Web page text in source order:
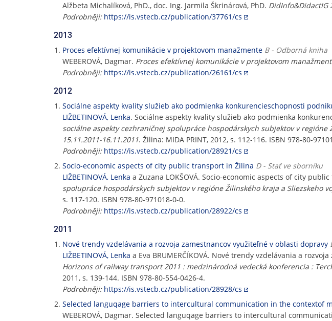
Alžbeta Michalíková, PhD., doc. Ing. Jarmila Škrinárová, PhD. DidInfo&DidactIG
Podrobněji: https://is.vstecb.cz/publication/37761/cs
2013
Proces efektívnej komunikácie v projektovom manažmente B - Odborná kniha
WEBEROVÁ, Dagmar. Proces efektívnej komunikácie v projektovom
Podrobněji: https://is.vstecb.cz/publication/26161/cs
2012
Sociálne aspekty kvality služieb ako podmienka konkurencieschopnosti
LIŽBETINOVÁ, Lenka. Sociálne aspekty kvality služieb ako podmienka
sociálne aspekty cezhraničnej spolupráce hospodárskych subjektov v
15.11.2011-16.11.2011. Žilina: MIDA PRINT, 2012, s. 112-116. ISBN 978-80-
Podrobněji: https://is.vstecb.cz/publication/28921/cs
Socio-economic aspects of city public transport in Žilina D - Stať ve sborníku
LIŽBETINOVÁ, Lenka a Zuzana LOKŠOVÁ. Socio-economic aspects of city
spolupráce hospodárskych subjektov v regióne Žilinského kraja a Sliezskeho
s. 117-120. ISBN 978-80-971018-0-0.
Podrobněji: https://is.vstecb.cz/publication/28922/cs
2011
Nové trendy vzdelávania a rozvoja zamestnancov využiteľné v oblasti dopravy
LIŽBETINOVÁ, Lenka a Eva BRUMERČÍKOVÁ. Nové trendy vzdelávania a
Horizons of railway transport 2011 : medzinárodná vedecká konferencia :
2011, s. 139-144. ISBN 978-80-554-0426-4.
Podrobněji: https://is.vstecb.cz/publication/28928/cs
Selected languqage barriers to intercultural communication in the contextof
WEBEROVÁ, Dagmar. Selected languqage barriers to intercultural